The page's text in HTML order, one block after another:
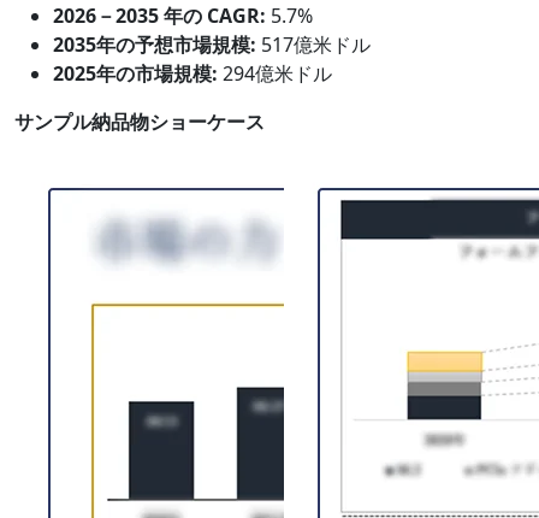
2026－2035 年の CAGR: 5.7%
2035年の予想市場規模: 517億米ドル
2025年の市場規模: 294億米ドル
サンプル納品物ショーケース